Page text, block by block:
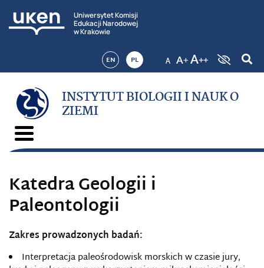
Uniwersytet Komisji
Edukacji Narodowej
w Krakowie
EN PL
INSTYTUT BIOLOGII I NAUK O
ZIEMI
Katedra Geologii i
Paleontologii
Zakres prowadzonych badań:
Interpretacja paleośrodowisk morskich w czasie jury,